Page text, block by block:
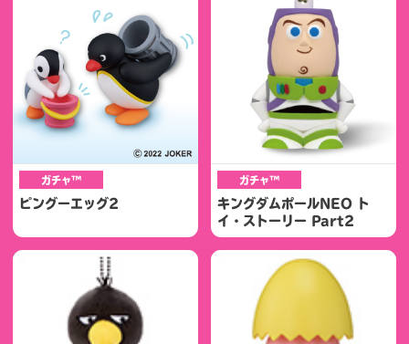
ガチャ™
ピングーエッグ2
ガチャ™
キングダムポールNEO ト
イ・ストーリー Part2